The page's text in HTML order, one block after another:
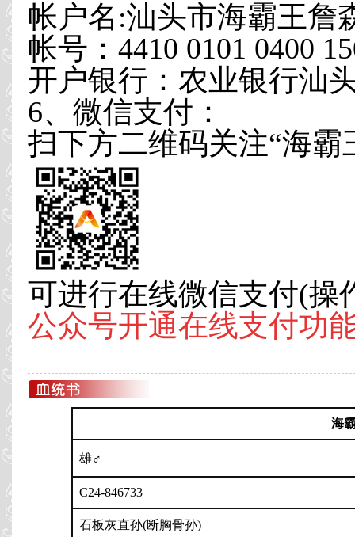
帐户名:汕头市海霸王詹
帐号：4410 0101 0400
开户银行：农业银行汕
6、微信支付：
扫下方二维码关注“海
可进行在线微信支付(操
公众号开通在线支付功
海
雄♂
C24-846733
石板灰直孙(断胸骨孙)